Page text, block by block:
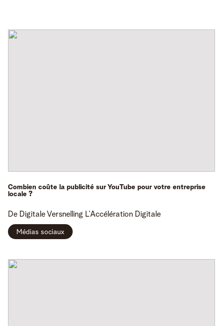
Combien coûte la publicité sur YouTube pour votre entreprise
locale ?
De Digitale Versnelling L’Accélération Digitale
Médias sociaux